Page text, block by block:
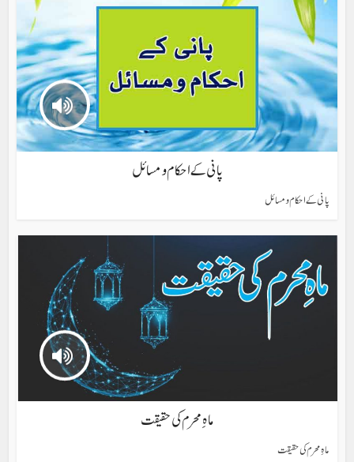
پانی کے احکام و مسائل
پانی کے احکام و مسائل
ماہِ محرم کی حقیقت
ماہِ محرم کی حقیقت